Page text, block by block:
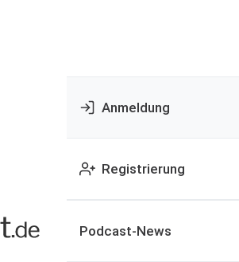
Anmeldung
Registrierung
Podcast-News